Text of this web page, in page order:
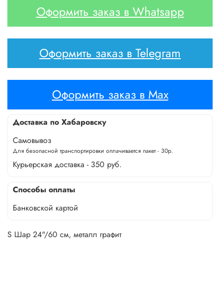
Оформить заказ в Whatsapp
Оформить заказ в Telegram
Оформить заказ в Max
Доставка по Хабаровску
Самовывоз
Для безопасной транспортировки оплачивается пакет - 30р.
Курьерская доставка - 350 руб.
Способы оплаты
Банковской картой
S Шар 24"/60 см, металл графит